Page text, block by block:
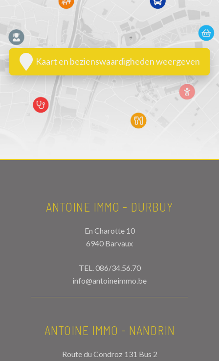
Kaart en bezienswaardigheden weergeven
ANTOINE IMMO - DURBUY
En Charotte 10
6940 Barvaux
TEL.086/34.56.70
info@antoineimmo.be
ANTOINE IMMO - NANDRIN
Route du Condroz 131 Bus 2